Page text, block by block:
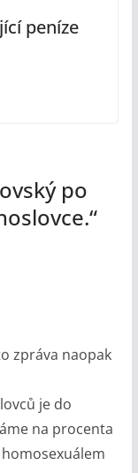
peníze
po
“
zpráva naopak
je do
na procenta